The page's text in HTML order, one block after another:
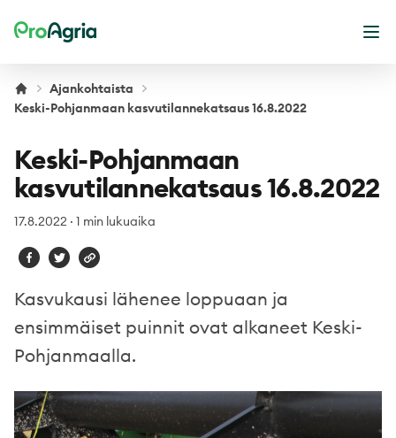
ProAgria
Ajankohtaista
Keski-Pohjanmaan kasvutilannekatsaus 16.8.2022
Keski-Pohjanmaan
kasvutilannekatsaus 16.8.2022
17.8.2022 · 1 min lukuaika
Kasvukausi lähenee loppuaan ja
ensimmäiset puinnit ovat alkaneet Keski-
Pohjanmaalla.